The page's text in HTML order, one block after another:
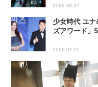
2026.08.07
少女時代 ユ
ズアワード」
2026.07.21